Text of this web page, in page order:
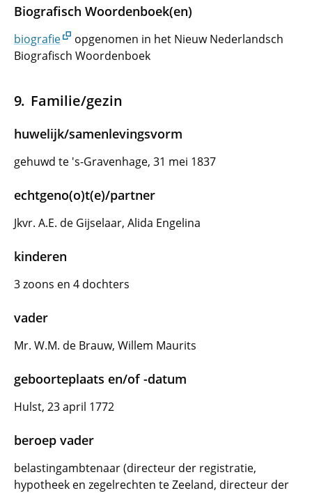
Biografisch Woordenboek(en)
biografie
opgenomen in het Nieuw Nederlandsch
Biografisch Woordenboek
Familie/gezin
huwelijk/samenlevingsvorm
gehuwd te 's-Gravenhage, 31 mei 1837
echtgeno(o)t(e)/partner
Jkvr. A.E. de Gijselaar, Alida Engelina
kinderen
3 zoons en 4 dochters
vader
Mr. W.M. de Brauw, Willem Maurits
geboorteplaats en/of -datum
Hulst, 23 april 1772
beroep vader
belastingambtenaar (directeur der registratie,
hypotheek en zegelrechten te Zeeland, directeur der